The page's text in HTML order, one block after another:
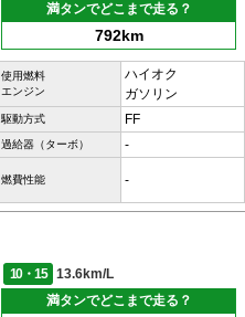
満タンでどこまで走る？
792km
使用燃料
エンジン
ハイオク
ガソリン
駆動方式 FF
過給器（ターボ） -
燃費性能 -
10・15
13.6km/L
満タンでどこまで走る？